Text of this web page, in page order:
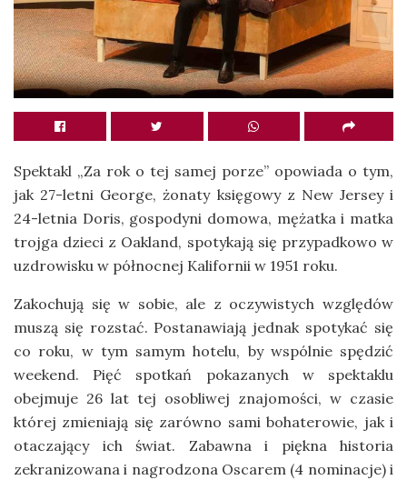
Spektakl „Za rok o tej samej porze” opowiada o tym,
jak 27-letni George, żonaty księgowy z New Jersey i
24-letnia Doris, gospodyni domowa, mężatka i matka
trojga dzieci z Oakland, spotykają się przypadkowo w
uzdrowisku w północnej Kalifornii w 1951 roku.
Zakochują się w sobie, ale z oczywistych względów
muszą się rozstać. Postanawiają jednak spotykać się
co roku, w tym samym hotelu, by wspólnie spędzić
weekend. Pięć spotkań pokazanych w spektaklu
obejmuje 26 lat tej osobliwej znajomości, w czasie
której zmieniają się zarówno sami bohaterowie, jak i
otaczający ich świat. Zabawna i piękna historia
zekranizowana i nagrodzona Oscarem (4 nominacje) i